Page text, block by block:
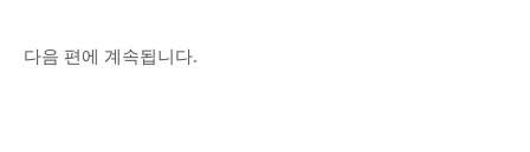
다음 편에 계속됩니다.